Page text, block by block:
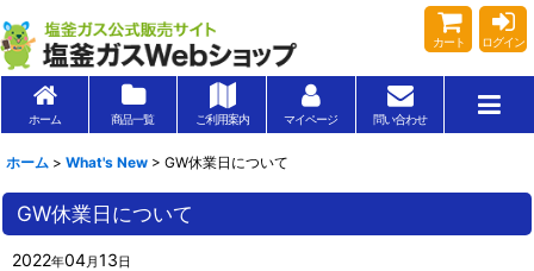
カート ログイン
ホーム 商品一覧 ご利用案内 マイページ 問い合わせ
ホーム > What's New > GW休業日について
GW休業日について
2022年04月13日